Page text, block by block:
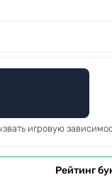
игровую
Рейтинг